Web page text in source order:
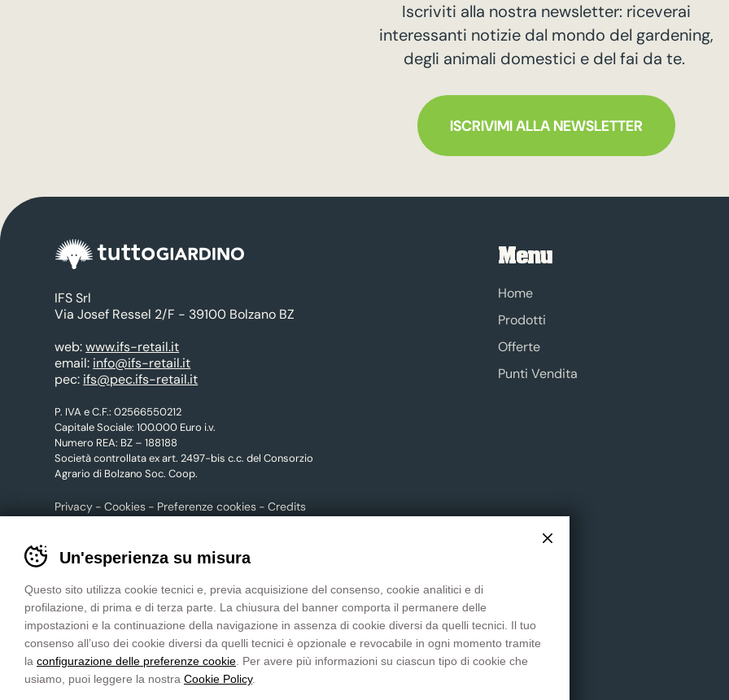
Iscriviti alla nostra newsletter: riceverai
interessanti notizie dal mondo del gardening,
degli animali domestici e del fai da te.
ISCRIVIMI ALLA NEWSLETTER
IFS Srl
Via Josef Ressel 2/F - 39100 Bolzano BZ
web:www.ifs-retail.it
email: info@ifs-retail.it
pec: ifs@pec.ifs-retail.it
P. IVA e C.F.: 02566550212
Capitale Sociale: 100.000 Euro i.v.
Numero REA: BZ – 188188
Società controllata ex art. 2497-bis c.c. del Consorzio
Agrario di Bolzano Soc. Coop.
Privacy Cookies Preferenze cookies Credits
CONTATTACI
Menu
Home
Prodotti
Offerte
Punti Vendita
Social
Facebook
Banner
cookie
tuttoGIARDINO
preferenze
Un'esperienza su misura
Questo sito utilizza cookie tecnici e, previa acquisizione del consenso, cookie analitici e di
profilazione, di prima e di terza parte. La chiusura del banner comporta il permanere delle
impostazioni e la continuazione della navigazione in assenza di cookie diversi da quelli tecnici. Il tuo
consenso all’uso dei cookie diversi da quelli tecnici è opzionale e revocabile in ogni momento tramite
la configurazione delle preferenze cookie . Per avere più informazioni su ciascun tipo di cookie che
usiamo, puoi leggere la nostra Cookie Policy.